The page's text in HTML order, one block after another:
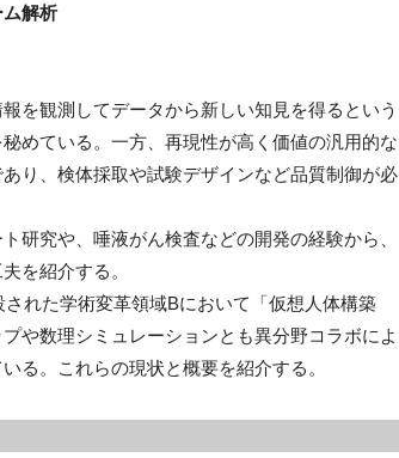
解析
を観測してデータから新しい知見を得るという
めている。一方、再現性が高く価値の汎用的な
り、検体採取や試験デザインなど品質制御が必
研究や、唾液がん検査などの開発の経験から、
を紹介する。
れた学術変革領域Bにおいて「仮想人体構築
や数理シミュレーションとも異分野コラボによ
る。これらの現状と概要を紹介する。